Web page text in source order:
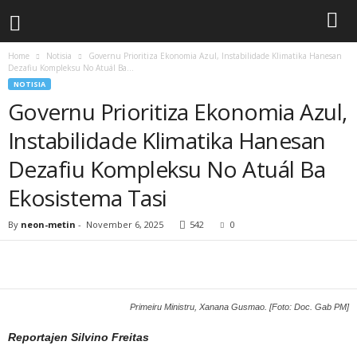
Home Notisia
Governu Prioritiza Ekonomia Azul, Instabilidade Klimatika Hanesan
Dezafiu Kompleksu No Atuál Ba...
NOTISIA
Governu Prioritiza Ekonomia Azul,
Instabilidade Klimatika Hanesan
Dezafiu Kompleksu No Atuál Ba
Ekosistema Tasi
By neon-metin - November 6, 2025 542 0
Primeiru Ministru, Xanana Gusmao. [Foto: Doc. Gab PM]
Reportajen Silvino Freitas